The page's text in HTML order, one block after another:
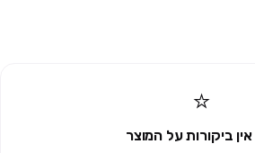
⭐
ביקורות על המוצר